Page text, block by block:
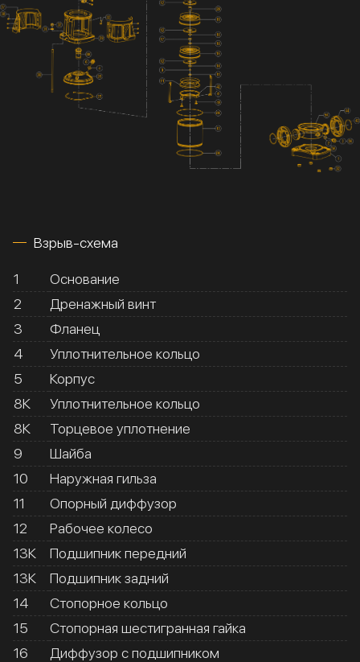
Взрыв-схема
1
Основание
2
Дренажный винт
3
Фланец
4
Уплотнительное кольцо
5
Корпус
8К
Уплотнительное кольцо
8К
Торцевое уплотнение
9
Шайба
10
Наружная гильза
11
Опорный диффузор
12
Рабочее колесо
13К
Подшипник передний
13К
Подшипник задний
14
Стопорное кольцо
15
Стопорная шестигранная гайка
16
Диффузор с подшипником